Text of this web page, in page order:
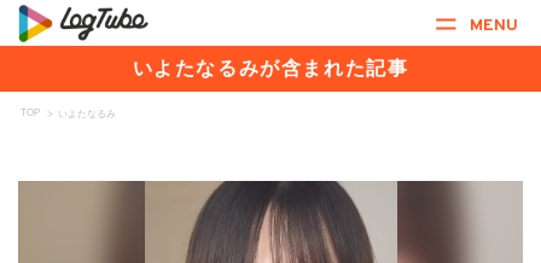
MENU
いよたなるみが含まれた記事
TOP > いよたなるみ